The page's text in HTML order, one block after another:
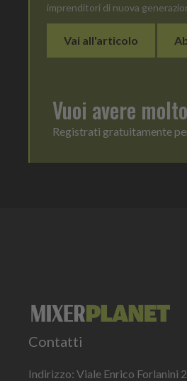
imprenditori di nuova
Vai all'articolo
Vuoi avere
Registrati gratuitamente
Contatti
Indirizzo: Viale Enrico Forlanini